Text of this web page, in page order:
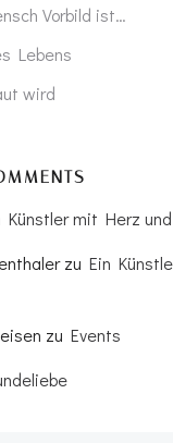
Vorbild ist…
Lebens
wird
Künstler mit Herz
zu Ein
zu Events